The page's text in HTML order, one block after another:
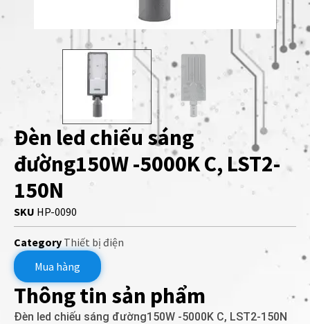
Đèn led chiếu sáng
đường150W -5000K C, LST2-
150N
SKU HP-0090
Category Thiết bị điện
Mua hàng
Thông tin sản phẩm
Đèn led chiếu sáng đường150W -5000K C, LST2-150N